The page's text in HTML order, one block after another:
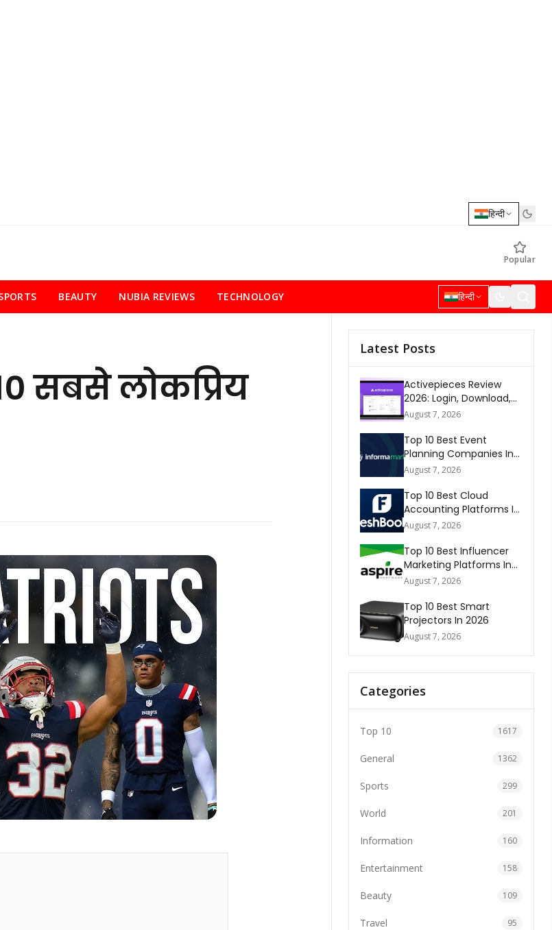
हिन्दी
Popular
BEAUTY NUBIA REVIEWS TECHNOLOGY हिन्दी
सबसे लोकप्रिय
Latest Posts
Activepieces Review
2026: Login, Download,
AI, Pricing, Automation &
August 7, 2026
Top 10 Best Event
Planning Companies In
The World 2026
August 7, 2026
Top 10 Best Cloud
Accounting Platforms In
The World 2026
August 7, 2026
Top 10 Best Influencer
Marketing Platforms In
The World 2026
August 7, 2026
Top 10 Best Smart
Projectors In 2026
August 7, 2026
Categories
Top 10 1617
General 1362
Sports 299
World 201
Information 160
Entertainment 158
Beauty 109
Travel 95